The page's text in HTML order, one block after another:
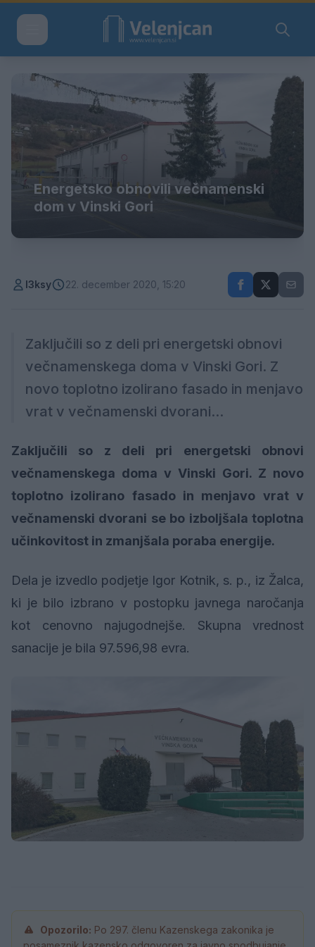
Energetsko obnovili večnamenski
dom v Vinski Gori
l3ksy 22. december 2020, 15:20
Zaključili so z deli pri energetski obnovi
večnamenskega doma v Vinski Gori. Z
novo toplotno izolirano fasado in menjavo
vrat v večnamenski dvorani...
Zaključili so z deli pri energetski obnovi
večnamenskega doma v Vinski Gori. Z novo
toplotno izolirano fasado in menjavo vrat v
večnamenski dvorani se bo izboljšala toplotna
učinkovitost in zmanjšala poraba energije.
Dela je izvedlo podjetje Igor Kotnik, s. p., iz Žalca,
ki je bilo izbrano v postopku javnega naročanja
kot cenovno najugodnejše. Skupna vrednost
sanacije je bila 97.596,98 evra.
Opozorilo: Po 297. členu Kazenskega zakonika je